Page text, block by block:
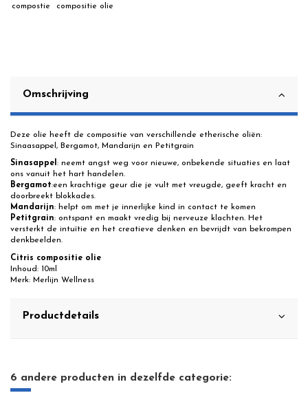
compostie
compositie olie
Omschrijving
Deze olie heeft de compositie van verschillende etherische oliën:
Sinaasappel, Bergamot, Mandarijn en Petitgrain
Sinasappel : neemt angst weg voor nieuwe, onbekende situaties en laat
ons vanuit het hart handelen.
Bergamot:een krachtige geur die je vult met vreugde, geeft kracht en
doorbreekt blokkades.
Mandarijn: helpt om met je innerlijke kind in contact te komen
Petitgrain: ontspant en maakt vredig bij nerveuze klachten. Het
versterkt de intuïtie en het creatieve denken en bevrijdt van bekrompen
denkbeelden.
Citris compositie olie
Inhoud: 10ml
Merk: Merlijn Wellness
Productdetails
6 andere producten in dezelfde categorie: